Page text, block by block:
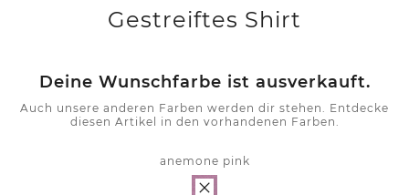
Gestreiftes Shirt
Deine Wunschfarbe ist ausverkauft.
Auch unsere anderen Farben werden dir stehen. Entdecke
diesen Artikel in den vorhandenen Farben.
anemone pink